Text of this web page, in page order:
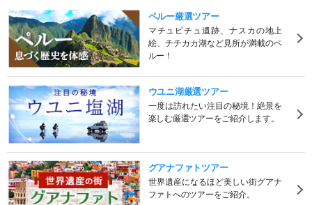
ペルー厳選ツアー
マチュピチュ遺跡、ナスカの地上
絵、チチカカ湖など見所が満載のペ
ルー！
ウユニ湖厳選ツアー
一度は訪れたい注目の秘境！絶景を
楽しむ厳選ツアーをご紹介します。
グアナファトツアー
世界遺産になるほど美しい街グアナ
ファトへのツアーをご紹介。